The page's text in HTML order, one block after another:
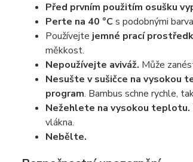
Před prvním použitím osušku
Perte na 40 °C s podobnými
Používejte jemné prací
měkkost.
Nepoužívejte aviváž. Může
Nesušte v sušičce na vysokou
program. Bambus schne rychle,
Nežehlete na vysokou teplotu.
vlákna.
Nebělte.